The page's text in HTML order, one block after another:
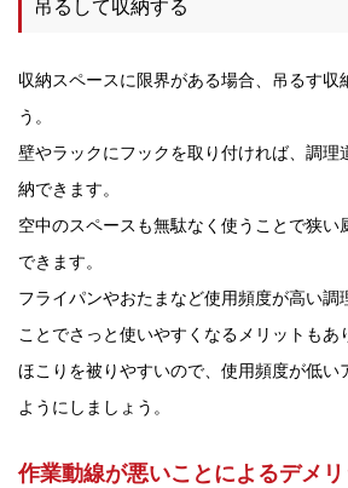
吊るして収納する
収納スペースに限界がある場合、吊るす収
う。
壁やラックにフックを取り付ければ、調理
納できます。
空中のスペースも無駄なく使うことで狭い
できます。
フライパンやおたまなど使用頻度が高い調
ことでさっと使いやすくなるメリットもあ
ほこりを被りやすいので、使用頻度が低い
ようにしましょう。
作業動線が悪いことによるデメリ